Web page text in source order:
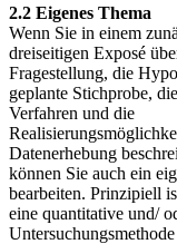
2.2 Eigenes Thema
Wenn Sie in einem
dreiseitigen Exposé
Fragestellung, die
geplante Stichprobe,
Verfahren und die
Datenerhebung
können Sie auch ein
bearbeiten. Prinzipiell
eine quantitative und/